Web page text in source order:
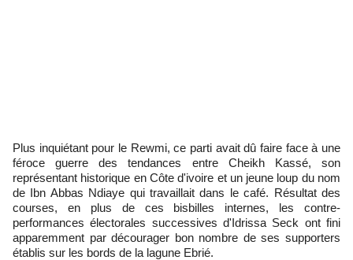
Plus inquiétant pour le Rewmi, ce parti avait dû faire face à une
féroce guerre des tendances entre Cheikh Kassé, son
représentant historique en Côte d'ivoire et un jeune loup du nom
de Ibn Abbas Ndiaye qui travaillait dans le café. Résultat des
courses, en plus de ces bisbilles internes, les contre-
performances électorales successives d'Idrissa Seck ont fini
apparemment par décourager bon nombre de ses supporters
établis sur les bords de la lagune Ebrié.